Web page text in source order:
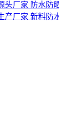
头厂家 防水防
产厂家 新料防